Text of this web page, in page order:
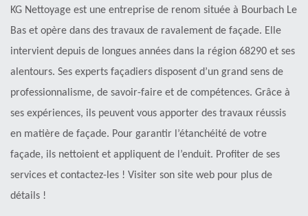
KG Nettoyage est une entreprise de renom située à Bourbach Le
Bas et opère dans des travaux de ravalement de façade. Elle
intervient depuis de longues années dans la région 68290 et ses
alentours. Ses experts façadiers disposent d’un grand sens de
professionnalisme, de savoir-faire et de compétences. Grâce à
ses expériences, ils peuvent vous apporter des travaux réussis
en matière de façade. Pour garantir l’étanchéité de votre
façade, ils nettoient et appliquent de l’enduit. Profiter de ses
services et contactez-les ! Visiter son site web pour plus de
détails !